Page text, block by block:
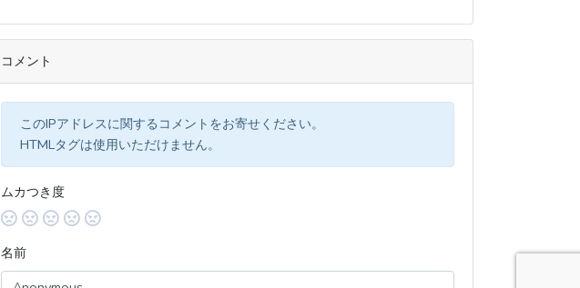
コメント
このIPアドレスに関するコメントをお寄せください。
HTMLタグは使用いただけません。
ムカつき度
名前